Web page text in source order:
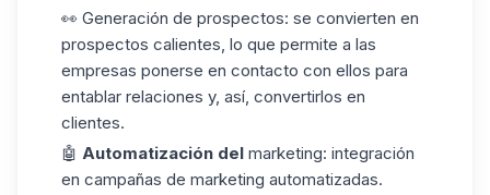
👀 Generación de prospectos: se convierten en
prospectos calientes, lo que permite a las
empresas ponerse en contacto con ellos para
entablar relaciones y, así, convertirlos en
clientes.
🤖 Automatización del marketing: integración
en campañas de marketing automatizadas.